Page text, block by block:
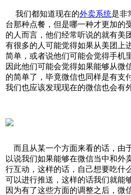
我们都知道现在的外卖系统是非
台那种点餐，但是哪一种才更加的
的人而言，他们经常听说的就有美
有很多的人可能觉得如果从美团上
简单，或者说他们可能会觉得手机
因此他们可能会觉得如果能够从微
的简单了，毕竟微信也同样是有支
我们也应该发现现在的微信也会有
而且从某一个方面来看的话，由
以说我们如果能够在微信当中和外
行互动，这样的话，自己想要吃什
可以进行推送，这样的话我们就能
因为有了这些方面的调整之后，微